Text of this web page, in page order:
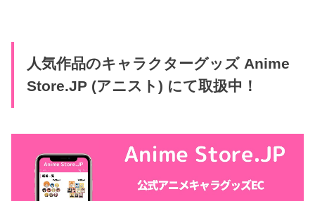
人気作品のキャラクターグッズ Anime
Store.JP (アニスト) にて取扱中！